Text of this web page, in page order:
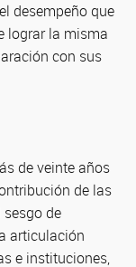
desempeño que
lograr la misma
con sus
de veinte años
de las
de
articulación
e instituciones,